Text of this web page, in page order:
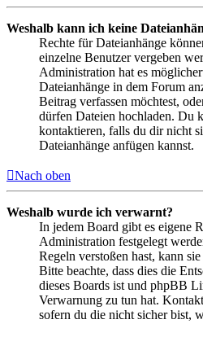
Weshalb kann ich keine
Rechte für Dateianhänge
einzelne Benutzer vergeben
Administration hat es
Dateianhänge in dem Forum
Beitrag verfassen möchtest,
dürfen Dateien hochladen. Du
kontaktieren, falls du dir nicht
Dateianhänge anfügen kannst.
Nach oben
Weshalb wurde ich verwarnt?
In jedem Board gibt es eigene
Administration festgelegt
Regeln verstoßen hast, kann
Bitte beachte, dass dies die
dieses Boards ist und phpBB
Verwarnung zu tun hat.
sofern du die nicht sicher bist,